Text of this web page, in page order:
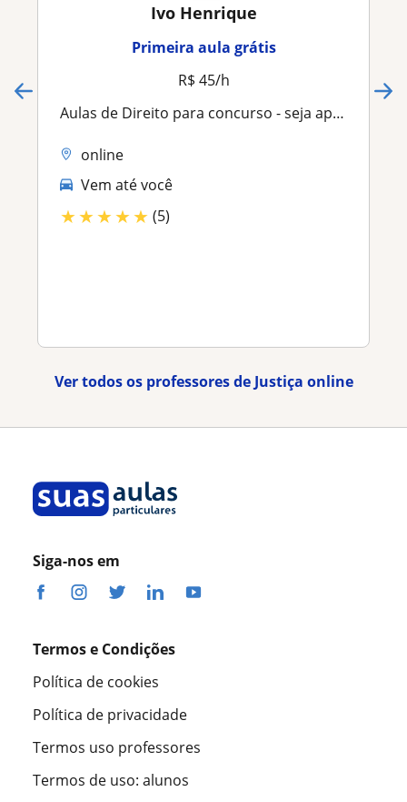
Ivo Henrique
Primeira aula grátis
R$ 45/h
Aulas de Direito para concurso - seja aprovado!
online
Vem até você
★★★★★ (5)
Ver todos os professores de Justiça online
Siga-nos em
Termos e Condições
Política de cookies
Política de privacidade
Termos uso professores
Termos de uso: alunos